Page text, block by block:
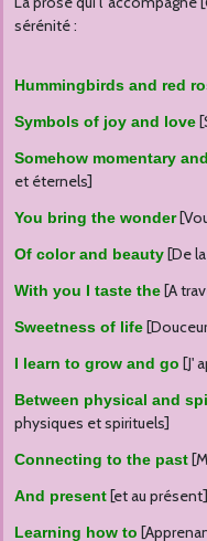
sérénité :
Hummingbirds and red
Symbols of joy and love
Somehow momentary
et éternels]
You bring the wonder
Of color and beauty[De
With you I taste the[A
Sweetness of life
I learn to grow and go [J'
Between physical and
physiques et spirituels]
Connecting to the past
And present[et au présent]
Learning how to